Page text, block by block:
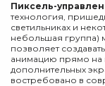
Пиксель-
технология,
светильниках и
небольшая группа)
позволяет
анимацию прямо на
дополнительных
востребовано в